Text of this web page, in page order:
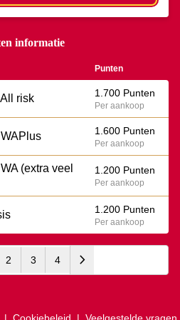
informatie
Punten
risk 1.700 Punten
Per aankoop
1.600 Punten
Per aankoop
(extra veel
1.200 Punten
Per aankoop
1.200 Punten
Per aankoop
2 3 4 chevron_right